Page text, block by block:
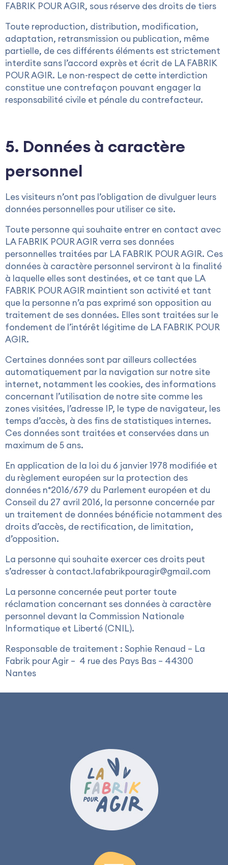
FABRIK POUR AGIR, sous réserve des droits de tiers
Toute reproduction, distribution, modification,
adaptation, retransmission ou publication, même
partielle, de ces différents éléments est strictement
interdite sans l’accord exprès et écrit de LA FABRIK
POUR AGIR. Le non-respect de cette interdiction
constitue une contrefaçon pouvant engager la
responsabilité civile et pénale du contrefacteur.
5. Données à caractère
personnel
Les visiteurs n’ont pas l’obligation de divulguer leurs
données personnelles pour utiliser ce site.
Toute personne qui souhaite entrer en contact avec
LA FABRIK POUR AGIR verra ses données
personnelles traitées par LA FABRIK POUR AGIR. Ces
données à caractère personnel serviront à la finalité
à laquelle elles sont destinées, et ce tant que LA
FABRIK POUR AGIR maintient son activité et tant
que la personne n’a pas exprimé son opposition au
traitement de ses données. Elles sont traitées sur le
fondement de l’intérêt légitime de LA FABRIK POUR
AGIR.
Certaines données sont par ailleurs collectées
automatiquement par la navigation sur notre site
internet, notamment les cookies, des informations
concernant l’utilisation de notre site comme les
zones visitées, l’adresse IP, le type de navigateur, les
temps d’accès, à des fins de statistiques internes.
Ces données sont traitées et conservées dans un
maximum de 5 ans.
En application de la loi du 6 janvier 1978 modifiée et
du règlement européen sur la protection des
données n°2016/679 du Parlement européen et du
Conseil du 27 avril 2016, la personne concernée par
un traitement de données bénéficie notamment des
droits d’accès, de rectification, de limitation,
d’opposition.
La personne qui souhaite exercer ces droits peut
s’adresser à contact.lafabrikpouragir@gmail.com
La personne concernée peut porter toute
réclamation concernant ses données à caractère
personnel devant la Commission Nationale
Informatique et Liberté (CNIL).
Responsable de traitement : Sophie Renaud – La
Fabrik pour Agir – 4 rue des Pays Bas – 44300
Nantes